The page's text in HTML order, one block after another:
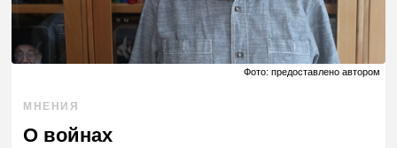
Фото: предоставлено автором
МНЕНИЯ
О войнах